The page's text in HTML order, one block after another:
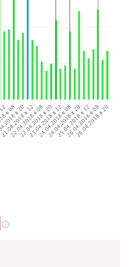
Досудебная претензия
Выступление
Описание компании
Объявление для авито